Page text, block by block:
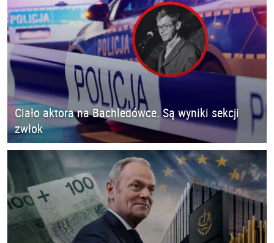
Ciało aktora na Bachledówce. Są wyniki sekcji
zwłok